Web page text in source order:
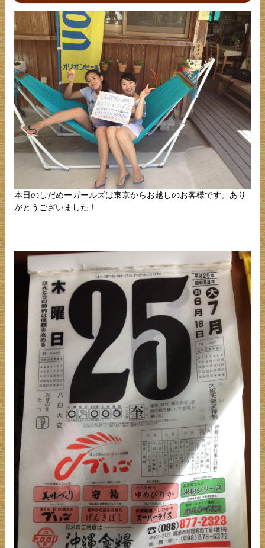
本日のしだめーガールズは東京からお越しのお客様です。あり
がとうございました！